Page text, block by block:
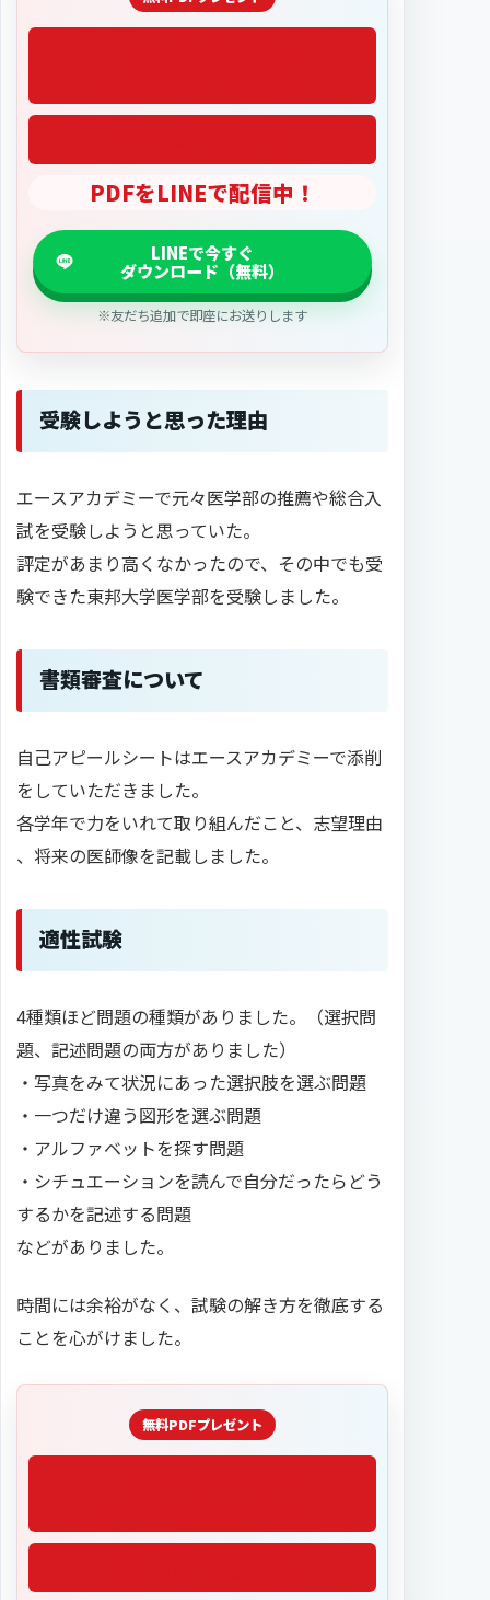
PDFをLINEで配信中！
※友だち追加で即座にお送りします
受験しようと思った理由
エースアカデミーで元々医学部の推薦や総合入
試を受験しようと思っていた。
評定があまり高くなかったので、その中でも受
験できた東邦大学医学部を受験しました。
書類審査について
自己アピールシートはエースアカデミーで添削
をしていただきました。
各学年で力をいれて取り組んだこと、志望理由
、将来の医師像を記載しました。
適性試験
4種類ほど問題の種類がありました。（選択問
題、記述問題の両方がありました）
・写真をみて状況にあった選択肢を選ぶ問題
・一つだけ違う図形を選ぶ問題
・アルファベットを探す問題
・シチュエーションを読んで自分だったらどう
するかを記述する問題
などがありました。
時間には余裕がなく、試験の解き方を徹底する
ことを心がけました。